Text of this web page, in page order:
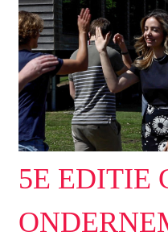
5E EDITIE